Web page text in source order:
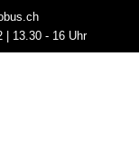
| 13.30 - 16 Uhr